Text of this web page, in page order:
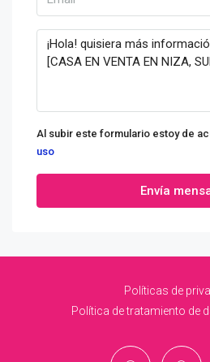
Al subir este formulario estoy de
uso
Envía
Políticas de
Política de tratamiento de